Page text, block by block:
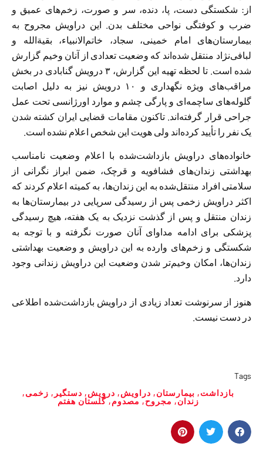
از: شکستگی دست، پا، دنده، سر و صورت، زخم‌های عمیق و
ضرب و کوفتگی نواحی مختلف بدن. این دراویش مجروح به
بیمارستان‌های امام خمینی، سجاد، خاتم‌الانبیاء، بقیةالله و
لبافی‌نژاد منتقل شده‌اند که وضعیت تعدادی از آنان وخیم گزارش
شده است. تا لحظه تهیه این گزارش، ۳ درویش گنابادی در بخش
مراقب‌های ویژه نگهداری و ۱۰ درویش نیز به دلیل اصابت
گلوله‌های ساچمه‌ای و پارگی چشم و موارد اورژانسی تحت عمل
جراحی قرار گرفته‌اند. تاکنون مقامات قضایی ایران کشته شدن
یک نفر را تأیید کرده‌اند ولی هویت این شخص اعلام نشده است.
خانواده‌های دراویش بازداشت‌شده با اعلام وضعیت نامناسب
بهداشتی زندان‌های فشافویه و قرچک، ضمن ابراز نگرانی از
سلامتی افراد منتقل‌شده به این زندان‌ها، به کمیته اعلام کردند که
اکثر دراویش زخمی پس از رسیدگی سرپایی در بیمارستان‌ها به
زندان منتقل و پس از گذشت نزدیک به یک هفته، هیچ رسیدگی
پزشکی برای ادامه مداوای آنان صورت نگرفته و با توجه به
شکستگی و زخم‌های وارده به این دراویش و وضعیت بهداشتی
زندان‌ها، امکان وخیم‌تر شدن وضعیت این دراویش زندانی وجود
دارد.
هنوز از سرنوشت تعداد زیادی از دراویش بازداشت‌شده اطلاعی
در دست نیست.
Tags
بازداشت, بیمارستان, دراویش, درویش, دستگیر , زخمی,
زندان, مجروح, مصدوم,گلستان هفتم